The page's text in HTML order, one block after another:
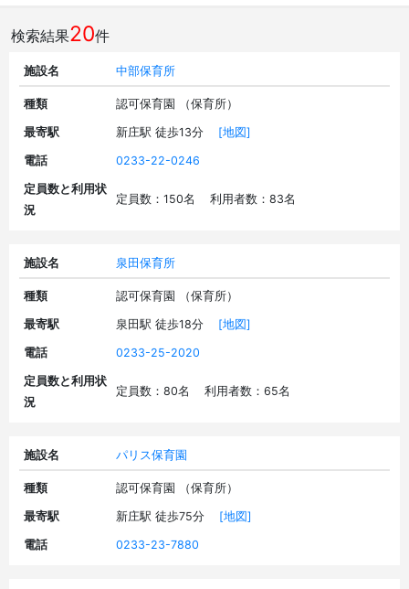
検索結果20件
施設名 中部保育所
種類 認可保育園 （保育所）
最寄駅 新庄駅 徒歩13分 [地図]
電話 0233-22-0246
定員数と利用状
況
定員数：150名 利用者数：83名
施設名 泉田保育所
種類 認可保育園 （保育所）
最寄駅 泉田駅 徒歩18分 [地図]
電話 0233-25-2020
定員数と利用状
況
定員数：80名 利用者数：65名
施設名 パリス保育園
種類 認可保育園 （保育所）
最寄駅 新庄駅 徒歩75分 [地図]
電話 0233-23-7880